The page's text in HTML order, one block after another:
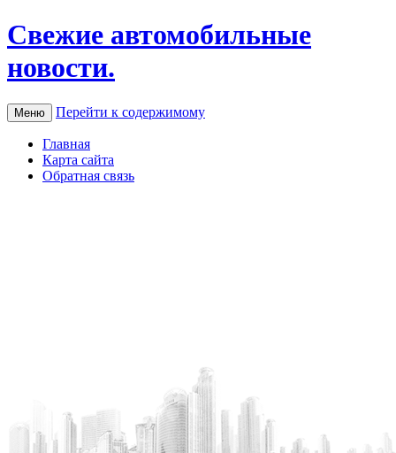
Свежие автомобильные
новости.
Меню Перейти к содержимому
Главная
Карта сайта
Обратная связь